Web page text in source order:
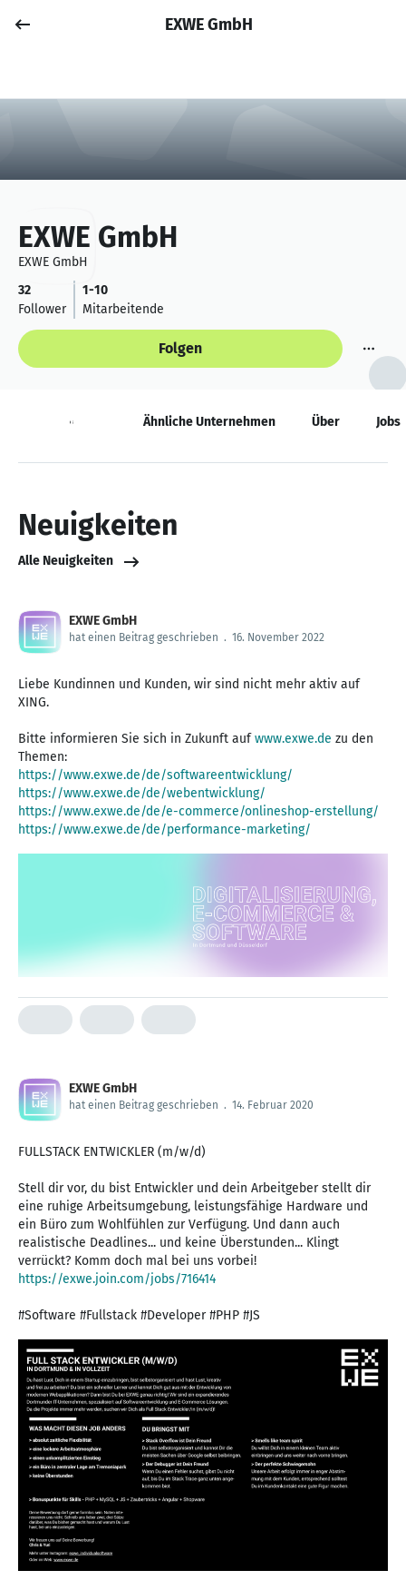
Anmelden
EXWE GmbH
EXWE GmbH
EXWE GmbH
32
Follower
1-10
Mitarbeitende
Folgen
Neuigkeiten Ähnliche Unternehmen Über Jobs
Neuigkeiten
Alle Neuigkeiten
EXWE GmbH
hat einen Beitrag geschrieben . 16. November 2022
Liebe Kundinnen und Kunden, wir sind nicht mehr aktiv auf
XING.
Bitte informieren Sie sich in Zukunft aufwww.exwe.de zu den
https://www.exwe.de/de/softwareentwicklung/
https://www.exwe.de/de/webentwicklung/
https://www.exwe.de/de/e-commerce/onlineshop-erstellung/
https://www.exwe.de/de/performance-marketing/
EXWE GmbH
hat einen Beitrag geschrieben . 14. Februar 2020
FULLSTACK ENTWICKLER (m/w/d)
Stell dir vor, du bist Entwickler und dein Arbeitgeber stellt dir
eine ruhige Arbeitsumgebung, leistungsfähige Hardware und
ein Büro zum Wohlfühlen zur Verfügung. Und dann auch
realistische Deadlines... und keine Überstunden... Klingt
https://exwe.join.com/jobs/716414
#Software #Fullstack #Developer #PHP #JS